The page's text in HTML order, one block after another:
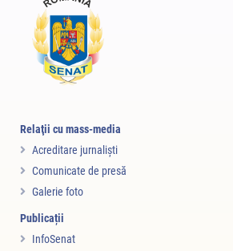
Relaţii cu mass-media
Acreditare jurnalişti
Comunicate de presă
Galerie foto
Publicații
InfoSenat